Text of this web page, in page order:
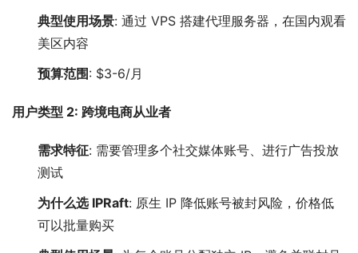
典型使用场景: 通过 VPS 搭建代理服务器，在国内观看
美区内容
预算范围: $3-6/月
用户类型 2: 跨境电商从业者
需求特征: 需要管理多个社交媒体账号、进行广告投放
测试
为什么选 IPRaft: 原生 IP 降低账号被封风险，价格低
可以批量购买